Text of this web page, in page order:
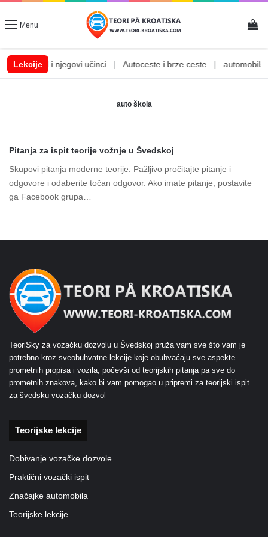
Menu
Lekcije
Alkohol i njegovi učinci Autoceste i brze ceste
auto škola
Pitanja za ispit teorije vožnje u Švedskoj
Skupovi pitanja moderne teorije: Pažljivo pročitajte pitanje i
odgovore i odaberite točan odgovor. Ako imate pitanje, postavite
ga Facebook grupa…
TeoriSky za vozačku dozvolu u Švedskoj pruža vam sve što vam je
potrebno kroz sveobuhvatne lekcije koje obuhvaćaju sve aspekte
prometnih propisa i vozila, počevši od teorijskih pitanja pa sve do
prometnih znakova, kako bi vam pomogao u pripremi za teorijski ispit
za švedsku vozačku dozvol
Teorijske lekcije
Dobivanje vozačke dozvole
Praktični vozački ispit
Značajke automobila
Teorijske lekcije